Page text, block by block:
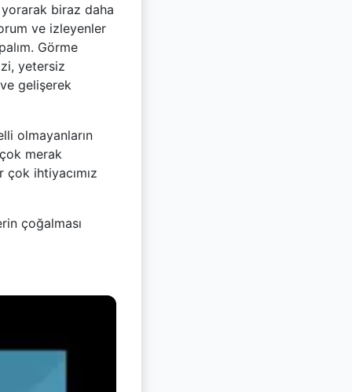
biraz daha
ve izleyenler
Görme
yetersiz
gelişerek
olmayanların
merak
ihtiyacımız
çoğalması